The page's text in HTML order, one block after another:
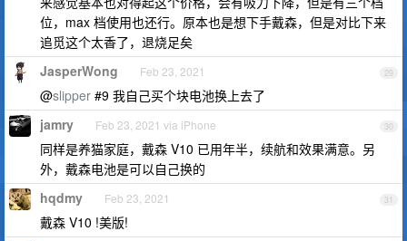
位，max 档使用也还行。原本也是想下手戴森，但是对比下来
追觅这个太香了，退烧足矣
29
JasperWong Feb 23, 2021
@slipper #9 我自己买个块电池换上去了
30
jamry Feb 23, 2021 via iPhone
同样是养猫家庭，戴森 V10 已用年半，续航和效果满意。另
外，戴森电池是可以自己换的
31
hqdmy Feb 23, 2021
戴森 V10 !美版!